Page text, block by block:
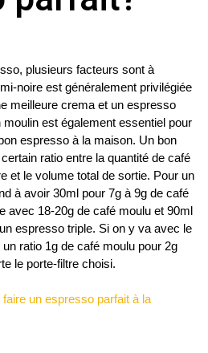
plusieurs facteurs sont à
noire est généralement privilégiée
meilleure crema et un espresso
moulin est également essentiel pour
espresso à la maison. Un bon
ratio entre la quantité de café
et le volume total de sortie. Pour un
à avoir 30ml pour 7g à 9g de café
avec 18-20g de café moulu et 90ml
espresso triple. Si on y va avec le
ratio 1g de café moulu pour 2g
le porte-filtre choisi.
un espresso parfait à la